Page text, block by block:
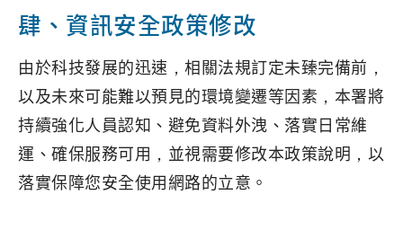
肆、資訊安全政策修改
由於科技發展的迅速，相關法規訂定未臻完備前，
以及未來可能難以預見的環境變遷等因素，本署將
持續強化人員認知、避免資料外洩、落實日常維
運、確保服務可用，並視需要修改本政策說明，以
落實保障您安全使用網路的立意。